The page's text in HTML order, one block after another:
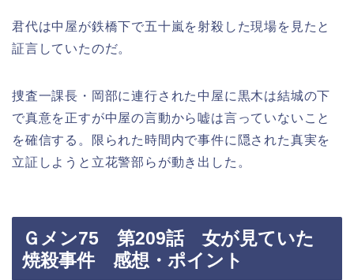
君代は中屋が鉄橋下で五十嵐を射殺した現場を見たと
証言していたのだ。
捜査一課長・岡部に連行された中屋に黒木は結城の下
で真意を正すが中屋の言動から嘘は言っていないこと
を確信する。限られた時間内で事件に隠された真実を
立証しようと立花警部らが動き出した。
Ｇメン75 第209話 女が見ていた
焼殺事件 感想・ポイント